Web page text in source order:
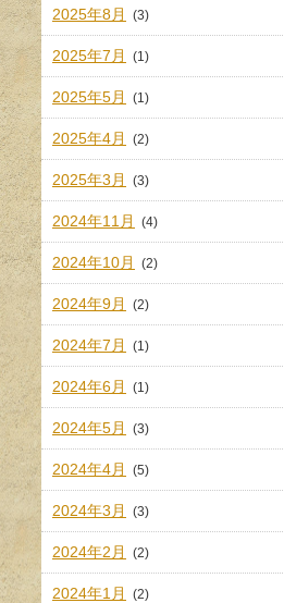
2025年8月 (3)
2025年7月 (1)
2025年5月 (1)
2025年4月 (2)
2025年3月 (3)
2024年11月 (4)
2024年10月 (2)
2024年9月 (2)
2024年7月 (1)
2024年6月 (1)
2024年5月 (3)
2024年4月 (5)
2024年3月 (3)
2024年2月 (2)
2024年1月 (2)